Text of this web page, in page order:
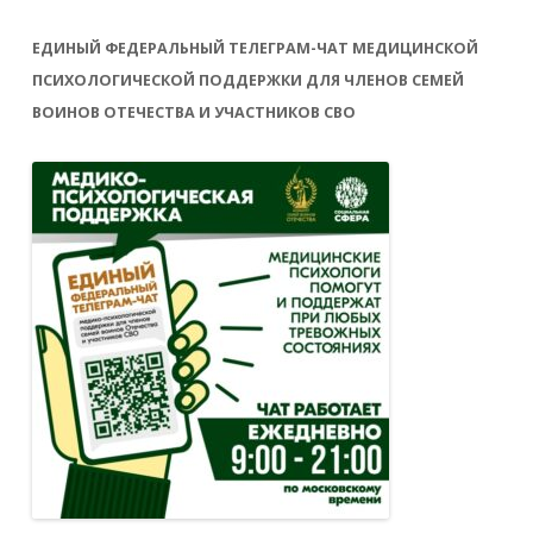
ЕДИНЫЙ ФЕДЕРАЛЬНЫЙ ТЕЛЕГРАМ-ЧАТ МЕДИЦИНСКОЙ
ПСИХОЛОГИЧЕСКОЙ ПОДДЕРЖКИ ДЛЯ ЧЛЕНОВ СЕМЕЙ
ВОИНОВ ОТЕЧЕСТВА И УЧАСТНИКОВ СВО